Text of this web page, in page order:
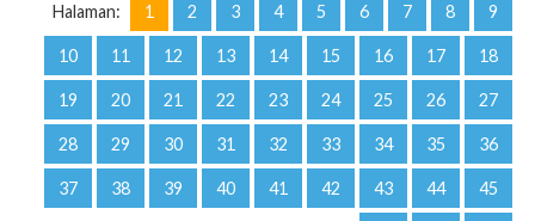
Halaman: 1 2 3 4 5 6 7 8 9
10 11 12 13 14 15 16 17 18
19 20 21 22 23 24 25 26 27
28 29 30 31 32 33 34 35 36
37 38 39 40 41 42 43 44 45